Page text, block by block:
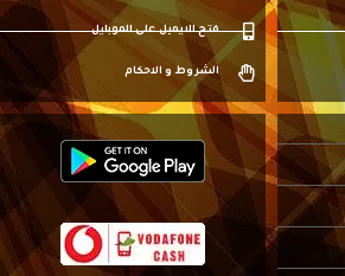
فتح الايميل على الموبايل
الشروط و الاحكام